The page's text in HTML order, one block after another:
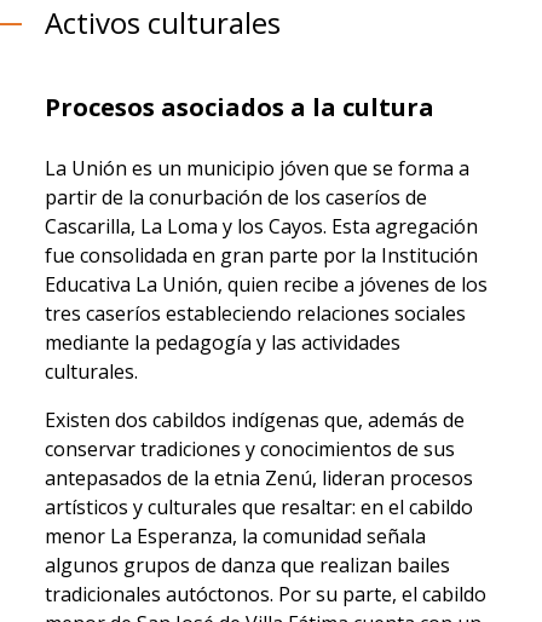
Activos culturales
Procesos asociados a la cultura
La Unión es un municipio jóven que se forma a
partir de la conurbación de los caseríos de
Cascarilla, La Loma y los Cayos. Esta agregación
fue consolidada en gran parte por la Institución
Educativa La Unión, quien recibe a jóvenes de los
tres caseríos estableciendo relaciones sociales
mediante la pedagogía y las actividades
culturales.
Existen dos cabildos indígenas que, además de
conservar tradiciones y conocimientos de sus
antepasados de la etnia Zenú, lideran procesos
artísticos y culturales que resaltar: en el cabildo
menor La Esperanza, la comunidad señala
algunos grupos de danza que realizan bailes
tradicionales autóctonos. Por su parte, el cabildo